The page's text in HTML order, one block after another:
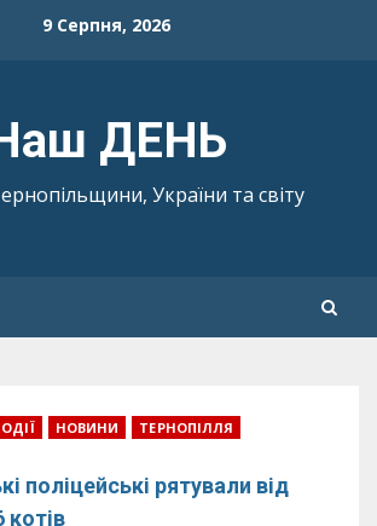
9 Серпня, 2026
ДЕНЬ
України та світу
НОВИНИ ТЕРНОПІЛЛЯ
поліцейські рятували від
котів